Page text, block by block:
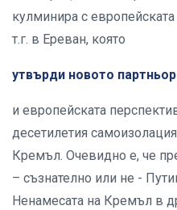
кулминира с
т.г. в Ереван, която
утвърди новото
и европейската
десетилетия
Кремъл. Очевидно е, че
– съзнателно или не -
Ненамесата на Кремъл в